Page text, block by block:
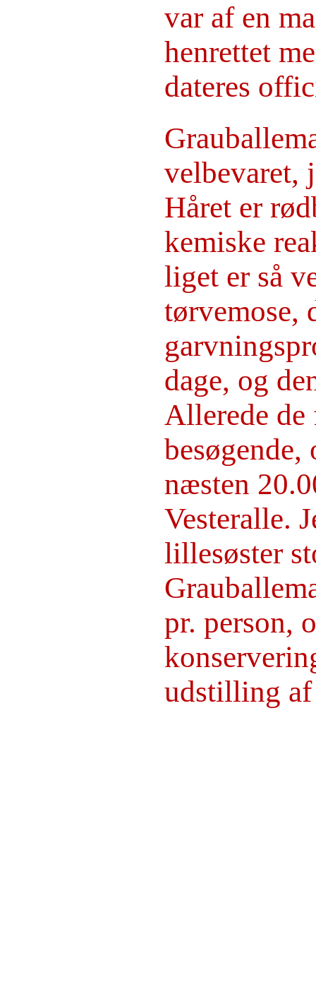
var af en
henrettet
dateres
velbevaret,
Håret er
kemiske
liget er så
tørvemose,
dage, og
Allerede de
næsten
Vesteralle.
lillesøster
pr. person,
udstilling